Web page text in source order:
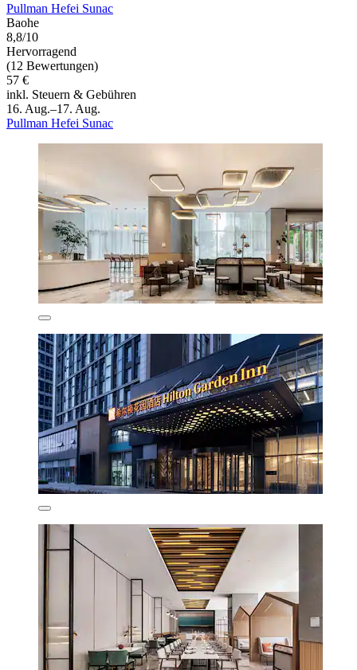
Pullman Hefei Sunac
Baohe
8,8/10
Hervorragend
(12 Bewertungen)
57 €
inkl. Steuern & Gebühren
16. Aug.–17. Aug.
Pullman Hefei Sunac